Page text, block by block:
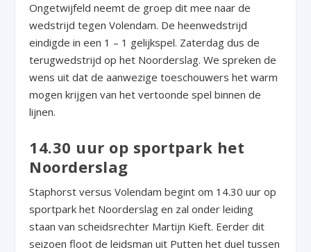
Ongetwijfeld neemt de groep dit mee naar de
wedstrijd tegen Volendam. De heenwedstrijd
eindigde in een 1 – 1 gelijkspel. Zaterdag dus de
terugwedstrijd op het Noorderslag. We spreken de
wens uit dat de aanwezige toeschouwers het warm
mogen krijgen van het vertoonde spel binnen de
lijnen.
14.30 uur op sportpark het
Noorderslag
Staphorst versus Volendam begint om 14.30 uur op
sportpark het Noorderslag en zal onder leiding
staan van scheidsrechter Martijn Kieft. Eerder dit
seizoen floot de leidsman uit Putten het duel tussen